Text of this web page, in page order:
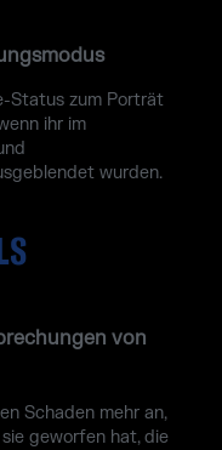
Status zum Porträt
ihr im
wurden.
von
Schaden mehr an,
geworfen hat, die